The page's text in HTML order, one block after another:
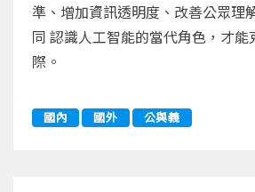
準、增加資訊透明度、改善公眾理
同 認識人工智能的當代角色，才能
際。
國內 國外 公與義